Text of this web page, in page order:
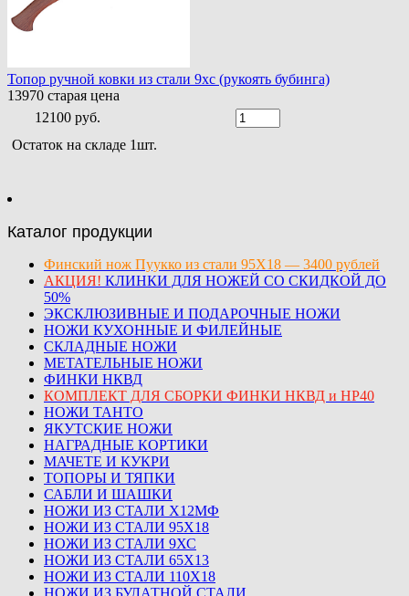
Топор ручной ковки из стали 9хс (рукоять бубинга)
13970 старая цена
12100 руб.
Остаток на складе 1шт.
Каталог продукции
Финский нож Пуукко из стали 95Х18 — 3400 рублей
АКЦИЯ! КЛИНКИ ДЛЯ НОЖЕЙ СО СКИДКОЙ ДО
50%
ЭКСКЛЮЗИВНЫЕ И ПОДАРОЧНЫЕ НОЖИ
НОЖИ КУХОННЫЕ И ФИЛЕЙНЫЕ
СКЛАДНЫЕ НОЖИ
МЕТАТЕЛЬНЫЕ НОЖИ
ФИНКИ НКВД
КОМПЛЕКТ ДЛЯ СБОРКИ ФИНКИ НКВД и НР40
НОЖИ ТАНТО
ЯКУТСКИЕ НОЖИ
НАГРАДНЫЕ КОРТИКИ
МАЧЕТЕ И КУКРИ
ТОПОРЫ И ТЯПКИ
САБЛИ И ШАШКИ
НОЖИ ИЗ СТАЛИ Х12МФ
НОЖИ ИЗ СТАЛИ 95Х18
НОЖИ ИЗ СТАЛИ 9ХС
НОЖИ ИЗ СТАЛИ 65Х13
НОЖИ ИЗ СТАЛИ 110Х18
НОЖИ ИЗ БУЛАТНОЙ СТАЛИ